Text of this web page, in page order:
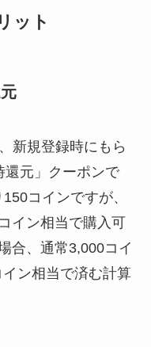
ット
新規登録時にもら
還元」クーポンで
コインですが、
イン相当で購入可
合、通常3,000コイ
ン相当で済む計算